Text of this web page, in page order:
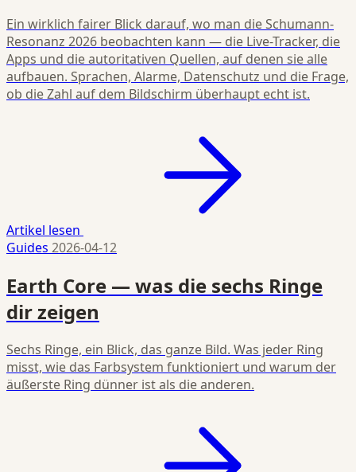
Ein wirklich fairer Blick darauf, wo man die Schumann-
Resonanz 2026 beobachten kann — die Live-Tracker, die
Apps und die autoritativen Quellen, auf denen sie alle
aufbauen. Sprachen, Alarme, Datenschutz und die Frage,
ob die Zahl auf dem Bildschirm überhaupt echt ist.
Artikel lesen
Guides 2026-04-12
Earth Core — was die sechs Ringe
dir zeigen
Sechs Ringe, ein Blick, das ganze Bild. Was jeder Ring
misst, wie das Farbsystem funktioniert und warum der
äußerste Ring dünner ist als die anderen.